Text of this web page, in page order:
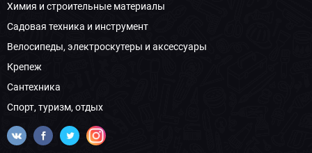
Химия и строительные материалы
Садовая техника и инструмент
Велосипеды, электроскутеры и аксессуары
Крепеж
Сантехника
Спорт, туризм, отдых